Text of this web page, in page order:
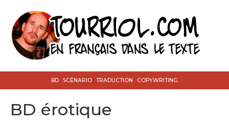
BD SCÉNARIO TRADUCTION COPYWRITING
BD érotique